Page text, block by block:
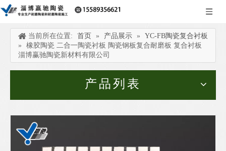
当前所在位置: 首页 » 产品展示 »
YC-FB陶瓷复合衬板
»
橡胶陶瓷 二合一陶瓷衬板 陶瓷钢板复合耐磨板 复合衬板
淄博赢驰陶瓷新材料有限公司
产品列表